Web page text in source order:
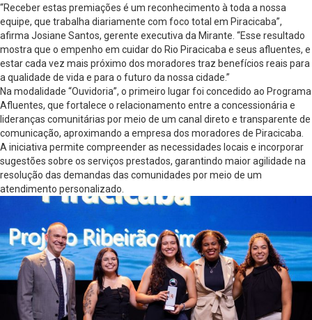
“Receber estas premiações é um reconhecimento à toda a nossa
equipe, que trabalha diariamente com foco total em Piracicaba”,
afirma Josiane Santos, gerente executiva da Mirante. “Esse resultado
mostra que o empenho em cuidar do Rio Piracicaba e seus afluentes, e
estar cada vez mais próximo dos moradores traz benefícios reais para
a qualidade de vida e para o futuro da nossa cidade.”
Na modalidade “Ouvidoria”, o primeiro lugar foi concedido ao Programa
Afluentes, que fortalece o relacionamento entre a concessionária e
lideranças comunitárias por meio de um canal direto e transparente de
comunicação, aproximando a empresa dos moradores de Piracicaba.
A iniciativa permite compreender as necessidades locais e incorporar
sugestões sobre os serviços prestados, garantindo maior agilidade na
resolução das demandas das comunidades por meio de um
atendimento personalizado.